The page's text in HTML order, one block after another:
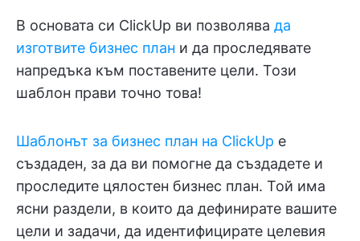
В основата си ClickUp ви позволява да
изготвите бизнес план и да проследявате
напредъка към поставените цели. Този
шаблон прави точно това!
Шаблонът за бизнес план на ClickUp е
създаден, за да ви помогне да създадете и
проследите цялостен бизнес план. Той има
ясни раздели, в които да дефинирате вашите
цели и задачи, да идентифицирате целевия